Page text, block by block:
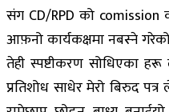
संग CD/RPD को comission
आफ़नो कार्यकक्षमा नबस्ने
तेही स्पष्टीकरण सोधिएका
प्रतिशोध साधेर मेरो बिरुद